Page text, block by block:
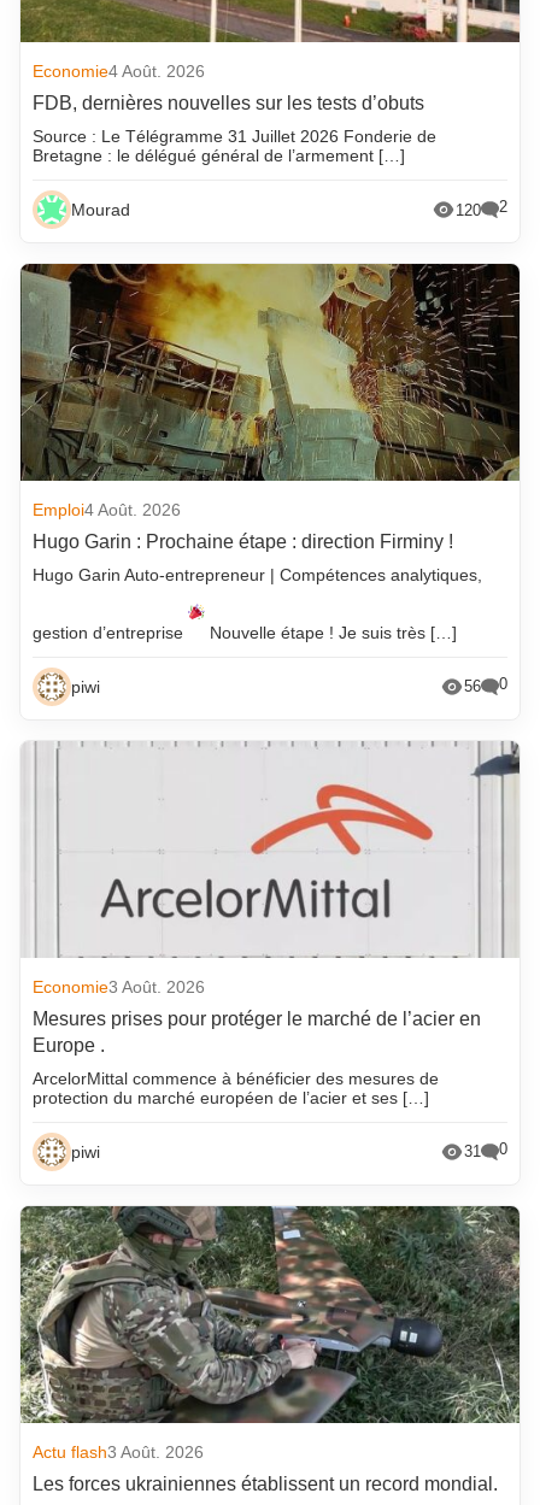
Economie4 Août. 2026
FDB, dernières nouvelles sur les tests d’obuts
Source : Le Télégramme 31 Juillet 2026 Fonderie de
Bretagne : le délégué général de l’armement […]
Mourad 120 2
Emploi4 Août. 2026
Hugo Garin : Prochaine étape : direction Firminy !
Hugo Garin Auto-entrepreneur | Compétences analytiques,
gestion d’entreprise Nouvelle étape ! Je suis très […]
piwi 56 0
Economie3 Août. 2026
Mesures prises pour protéger le marché de l’acier en
Europe .
ArcelorMittal commence à bénéficier des mesures de
protection du marché européen de l’acier et ses […]
piwi 31 0
Actu flash3 Août. 2026
Les forces ukrainiennes établissent un record mondial.